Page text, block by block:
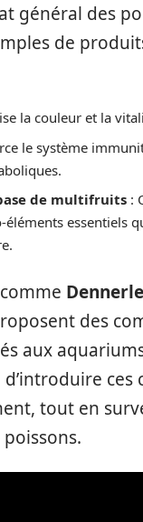
général des
de
la couleur et la
le système
de multifruits :
essentiels
Dennerle
des
aux
ces
tout en